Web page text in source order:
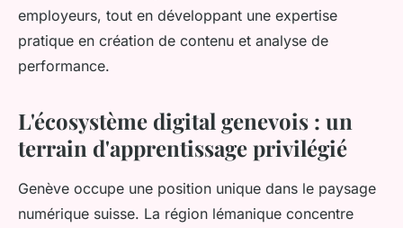
employeurs, tout en développant une expertise
pratique en création de contenu et analyse de
performance.
L'écosystème digital genevois : un
terrain d'apprentissage privilégié
Genève occupe une position unique dans le paysage
numérique suisse. La région lémanique concentre